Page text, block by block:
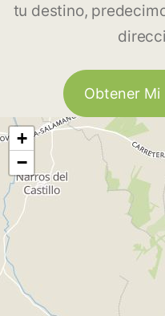
tu destino,
Obtener Mi
+
−